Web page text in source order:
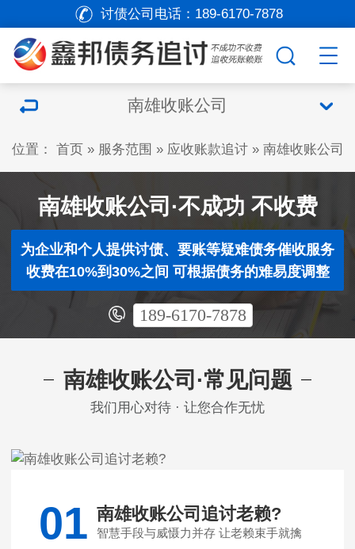
讨债公司电话： 189-6170-7878
南雄收账公司
位置： 首页» 服务范围 » 应收账款追讨» 南雄收账公司
南雄收账公司·不成功 不收费
为企业和个人提供讨债、要账等疑难债务催收服务
收费在10%到30%之间 可根据债务的难易度调整
189-6170-7878
南雄收账公司·常见问题
我们用心对待 · 让您合作无忧
01 南雄收账公司追讨老赖?
智慧手段与威慑力并存 让老赖束手就擒